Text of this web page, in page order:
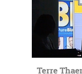
Terre